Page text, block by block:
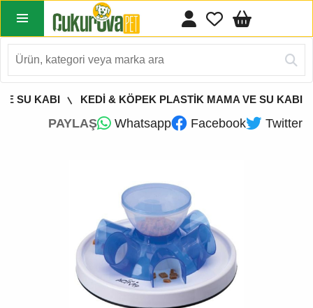
SU KABI KEDİ & KÖPEK PLASTİK MAMA VE SU KABI
PAYLAŞ Whatsapp Facebook Twitter